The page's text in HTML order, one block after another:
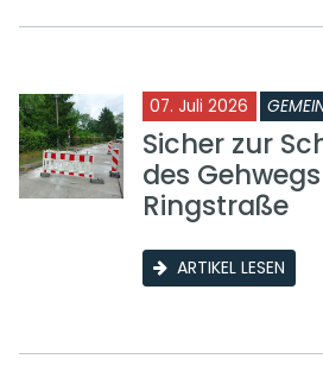
07. Juli 2026
Sicher zur
des
Ringstraße
ARTIKEL LESEN